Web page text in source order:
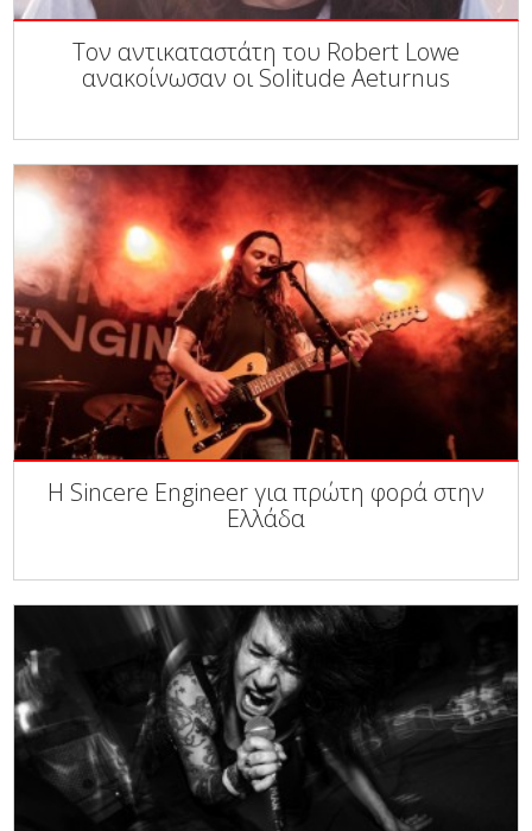
Τον αντικαταστάτη του Robert Lowe
ανακοίνωσαν οι Solitude Aeturnus
Η Sincere Engineer για πρώτη φορά στην
Ελλάδα